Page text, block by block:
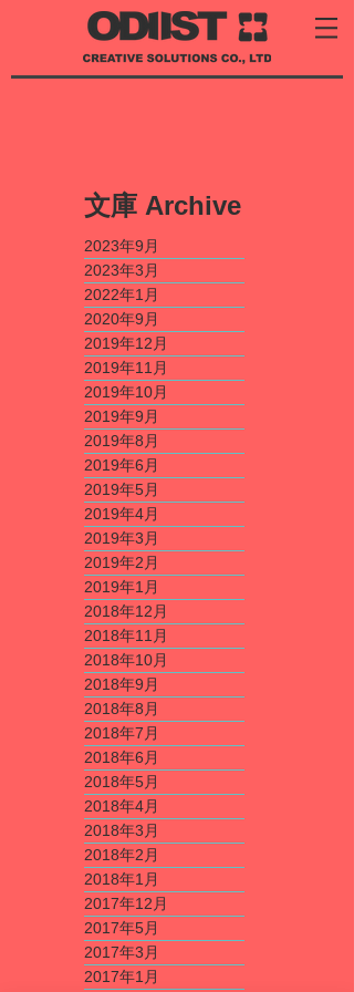
​文庫 Archive
2023年9月
2023年3月
2022年1月
2020年9月
2019年12月
2019年11月
2019年10月
2019年9月
2019年8月
2019年6月
2019年5月
2019年4月
2019年3月
2019年2月
2019年1月
2018年12月
2018年11月
2018年10月
2018年9月
2018年8月
2018年7月
2018年6月
2018年5月
2018年4月
2018年3月
2018年2月
2018年1月
2017年12月
2017年5月
2017年3月
2017年1月